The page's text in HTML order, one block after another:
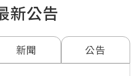
新公告
新聞 公告